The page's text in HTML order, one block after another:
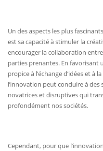
Un des aspects les plus
est sa capacité à stimuler la
encourager la collaboration
parties prenantes. En favorisant
propice à l’échange d’idées et à
l’innovation peut conduire à des
novatrices et disruptives qui
profondément nos sociétés.
Cependant, pour que